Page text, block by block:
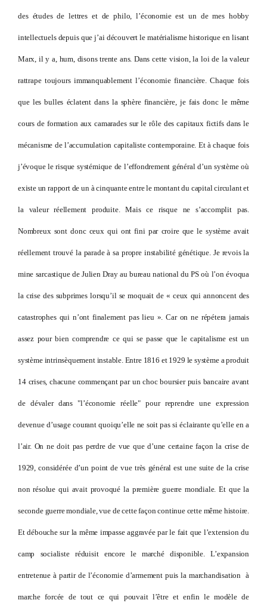
des études de lettres et de philo, l’économie est un de mes hobby
intellectuels depuis que j’ai découvert le matérialisme historique en lisant
Marx, il y a, hum, disons trente ans. Dans cette vision, la loi de la valeur
rattrape toujours immanquablement l’économie financière. Chaque fois
que les bulles éclatent dans la sphère financière, je fais donc le même
cours de formation aux camarades sur le rôle des capitaux fictifs dans le
mécanisme de l’accumulation capitaliste contemporaine. Et à chaque fois
j’évoque le risque systémique de l’effondrement général d’un système où
existe un rapport de un à cinquante entre le montant du capital circulant et
la valeur réellement produite. Mais ce risque ne s’accomplit pas.
Nombreux sont donc ceux qui ont fini par croire que le système avait
réellement trouvé la parade à sa propre instabilité génétique. Je revois la
mine sarcastique de Julien Dray au bureau national du PS où l’on évoqua
la crise des subprimes lorsqu’il se moquait de « ceux qui annoncent des
catastrophes qui n’ont finalement pas lieu ». Car on ne répétera jamais
assez pour bien comprendre ce qui se passe que le capitalisme est un
système intrinsèquement instable. Entre 1816 et 1929 le système a produit
14 crises, chacune commençant par un choc boursier puis bancaire avant
de dévaler dans "l’économie réelle" pour reprendre une expression
devenue d’usage courant quoiqu’elle ne soit pas si éclairante qu’elle en a
l’air. On ne doit pas perdre de vue que d’une certaine façon la crise de
1929, considérée d’un point de vue très général est une suite de la crise
non résolue qui avait provoqué la première guerre mondiale. Et que la
seconde guerre mondiale, vue de cette façon continue cette même histoire.
Et débouche sur la même impasse aggravée par le fait que l’extension du
camp socialiste réduisit encore le marché disponible. L’expansion
entretenue à partir de l’économie d’armement puis la marchandisation à
marche forcée de tout ce qui pouvait l’être et enfin le modèle de